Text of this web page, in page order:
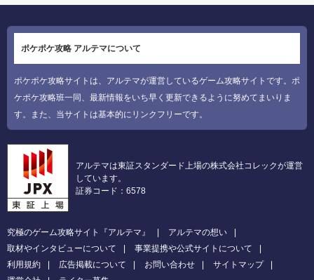
ポケポケ攻略 アルテマについて
ポケポケ攻略サイトは、アルテマが運営しているゲーム攻略サイトです。ポ
ケポケ攻略班一同、最新情報をいち早く更新できるように努めてまいりま
す。また、当サイトは基本的にリンクフリーです。
アルテマは東証スタンダード上場の株式会社コレックが運営
しています。
証券コード：6578
究極のゲーム攻略サイト『アルテマ』
アルテマの想い
取材やインタビューについて
事業提携や公式サイトについて
利用規約
広告掲載について お問い合わせ
サイトマップ